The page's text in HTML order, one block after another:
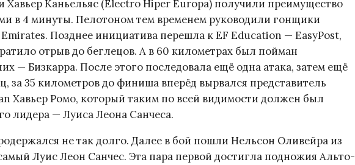
Хавьер Каньельяс (Electro Hiper Europa) получили преимущество
в 4 минуты. Пелотоном тем временем руководили гонщики
Позднее инициатива перешла к EF Education — EasyPost,
отрыв до беглецов. А в 60 километрах был пойман
— Бизкарра. После этого последовала ещё одна атака, затем ещё
за 35 километров до финиша вперёд вырвался представитель
Хавьер Ромо, который таким по всей видимости должен был
лидера — Луиса Леона Санчеса.
не так долго. Далее в бой пошли Нельсон Оливейра из
Луис Леон Санчес. Эта пара первой достигла подножия Альто-